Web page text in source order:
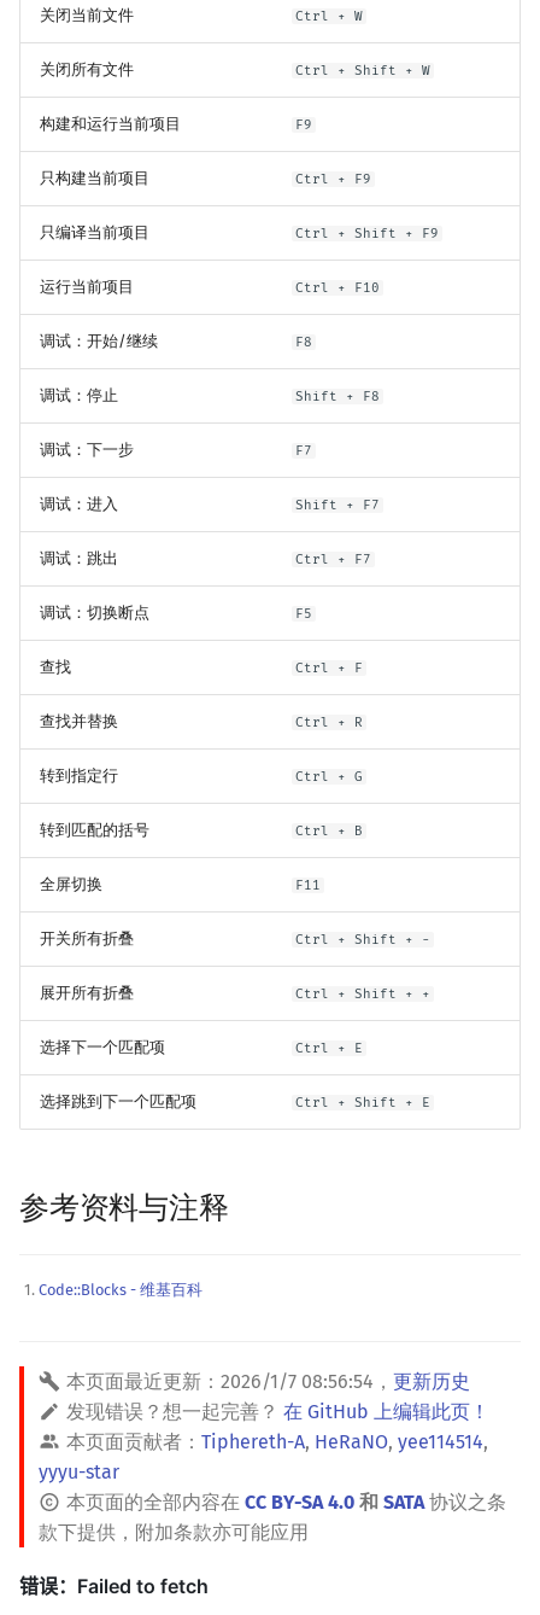
关闭当前文件 Ctrl + W
关闭所有文件 Ctrl + Shift + W
构建和运行当前项目 F9
只构建当前项目 Ctrl + F9
只编译当前项目 Ctrl + Shift + F9
运行当前项目 Ctrl + F10
调试：开始/继续 F8
调试：停止 Shift + F8
调试：下一步 F7
调试：进入 Shift + F7
调试：跳出 Ctrl + F7
调试：切换断点 F5
查找 Ctrl + F
查找并替换 Ctrl + R
转到指定行 Ctrl + G
转到匹配的括号 Ctrl + B
全屏切换 F11
开关所有折叠 Ctrl + Shift + -
展开所有折叠 Ctrl + Shift + +
选择下一个匹配项 Ctrl + E
选择跳到下一个匹配项 Ctrl + Shift + E
参考资料与注释
Code::Blocks - 维基百科
本页面最近更新： 2026/1/7 08:56:54 ， 更新历史
发现错误？想一起完善？ 在 GitHub 上编辑此页！
本页面贡献者： Tiphereth-A, HeRaNO, yee114514,
yyyu-star
本页面的全部内容在 CC BY-SA 4.0 和 SATA协议之条
款下提供，附加条款亦可能应用